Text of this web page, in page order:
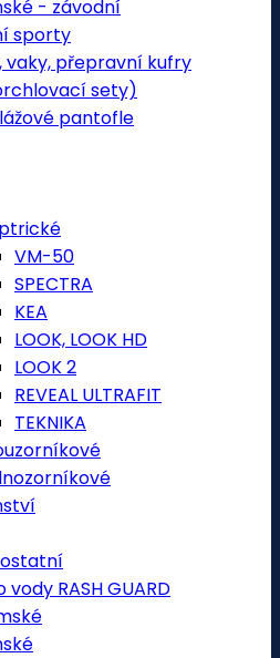
- závodní
sporty
vaky, přepravní kufry
sety)
pantofle
VM-50
SPECTRA
KEA
LOOK, LOOK HD
LOOK 2
REVEAL ULTRAFIT
TEKNIKA
vody RASH GUARD